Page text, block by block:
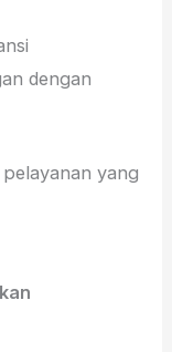
dengan
yang